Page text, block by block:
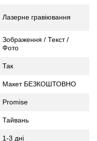
Лазерне гравіювання
Зображення / Текст /
Фото
Так
Макет БЕЗКОШТОВНО
Promise
Тайвань
1-3 дні